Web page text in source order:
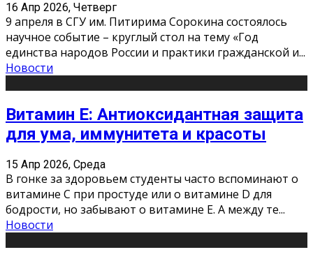
16 Апр 2026, Четверг
9 апреля в СГУ им. Питирима Сорокина состоялось
научное событие – круглый стол на тему «Год
единства народов России и практики гражданской и...
Новости
Витамин Е: Антиоксидантная защита
для ума, иммунитета и красоты
15 Апр 2026, Среда
В гонке за здоровьем студенты часто вспоминают о
витамине С при простуде или о витамине D для
бодрости, но забывают о витамине Е. А между те...
Новости